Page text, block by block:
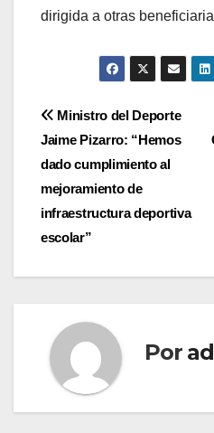
dirigida a otras
Navegación
de
entradas
Ministro del Deporte
Jaime Pizarro: “Hemos
dado cumplimiento al
mejoramiento de
infraestructura deportiva
escolar”
Por